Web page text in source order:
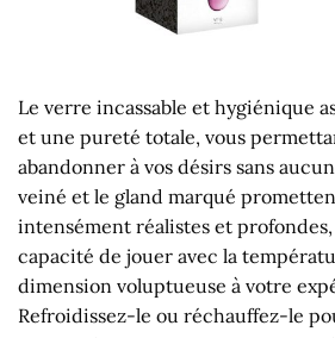
Le verre incassable et hygiénique
et une pureté totale, vous
abandonner à vos désirs sans
veiné et le gland marqué
intensément réalistes et
capacité de jouer avec la
dimension voluptueuse à votre
Refroidissez-le ou réchauffez-le